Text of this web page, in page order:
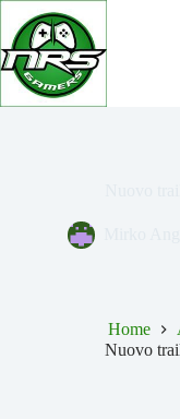
Salta
contenuto
Home
Nuovo